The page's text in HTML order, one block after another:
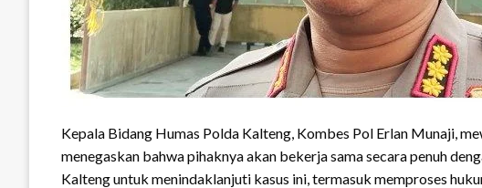
Kepala Bidang Humas Polda Kalteng, Kombes Pol Erlan Munaji,
menegaskan bahwa pihaknya akan bekerja sama secara penuh
Kalteng untuk menindaklanjuti kasus ini, termasuk memproses